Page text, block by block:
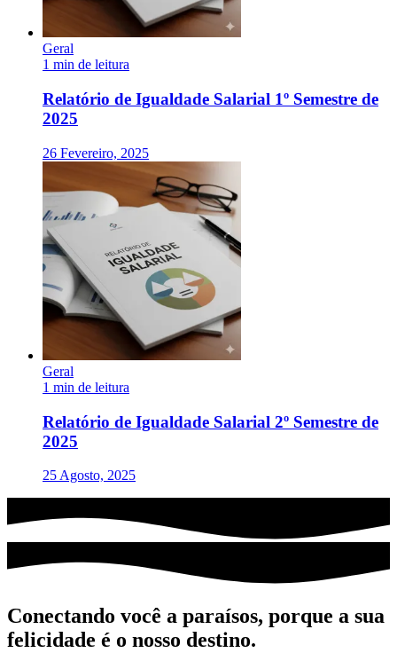
Geral
1 min de leitura
Relatório de Igualdade Salarial 1º Semestre de
2025
26 Fevereiro, 2025
Geral
1 min de leitura
Relatório de Igualdade Salarial 2º Semestre de
2025
25 Agosto, 2025
Conectando você a paraísos, porque a sua
felicidade é o nosso destino.